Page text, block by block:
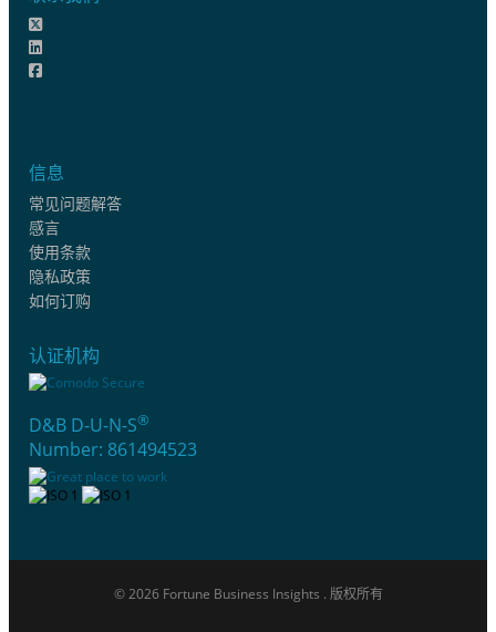
信息
常见问题解答
感言
使用条款
隐私政策
如何订购
认证机构
D&B D-U-N-S®
Number: 861494523
© 2026 Fortune Business Insights . 版权所有